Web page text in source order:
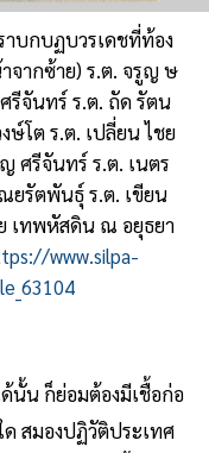
บกบฏบวรเดชที่ท้อง
จากซ้าย) ร.ต. จรูญ ษ
รีจันทร์ ร.ต. ถัด รัตน
โต ร.ต. เปลี่ยน ไชย
ศรีจันทร์ ร.ต. เนตร
ยรัตพันธุ์ ร.ต. เขียน
เทพหัสดิน ณ อยุธยา
www.silpa-
นั้น ก็ย่อมต้องมีเชื้อก่อ
สมองปฏิวัติประเทศ